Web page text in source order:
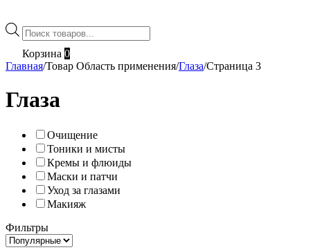
Поиск
товаров
Корзина 0
Главная/Товар Область применения/Глаза/Страница 3
Глаза
Очищение
Тоники и мисты
Кремы и флюиды
Маски и патчи
Уход за глазами
Макияж
Фильтры